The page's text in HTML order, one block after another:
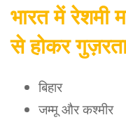
भारत में रेशमी
से होकर
बिहार
जम्मू और कश्मीर